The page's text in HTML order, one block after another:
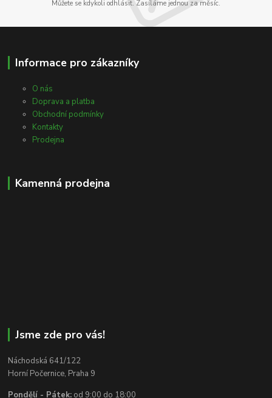
Můžete se kdykoli odhlásit. Zasíláme jednou za měsíc.
Informace pro zákazníky
O nás
Doprava a platba
Obchodní podmínky
Kontakty
Prodejna
Kamenná prodejna
Jsme zde pro vás!
Náchodská 641/122
Horní Počernice, Praha 9
Pondělí - Pátek: od 9:00 do 18:00